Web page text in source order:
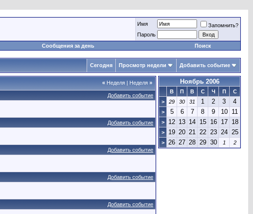
Имя
Запомнить?
Пароль
Сообщения за день Поиск
Сегодня Просмотр недели Добавить событие
« Неделя | Неделя »
Добавить событие
Добавить событие
Добавить событие
Добавить событие
Добавить событие
Ноябрь 2006
В П В С Ч П
С
>
29 30 31 1 2 3 4
> 5 6 7 8 9 10 11
> 12 13 14 15 16 17 18
> 19 20 21 22 23 24 25
> 26 27 28 29 30 1 2